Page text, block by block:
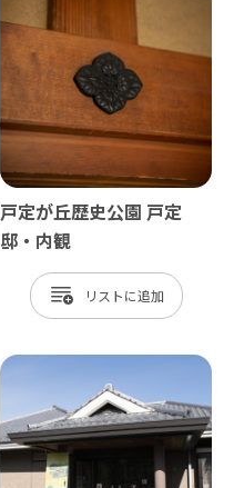
戸定が丘歴史公園 戸定
邸・内観
リスト